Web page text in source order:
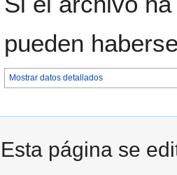
pueden
Mostrar datos detallados
Esta página se